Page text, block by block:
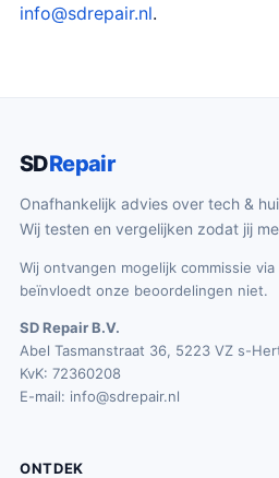
info@sdrepair.nl.
SDRepair
Onafhankelijk advies over tech &
Wij testen en vergelijken zodat jij
Wij ontvangen mogelijk commissie
beïnvloedt onze beoordelingen niet.
SD Repair B.V.
Abel Tasmanstraat 36, 5223 VZ s-
KvK: 72360208
E-mail: info@sdrepair.nl
ONTDEK